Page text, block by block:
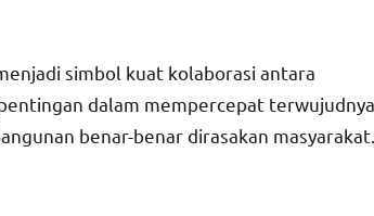
simbol kuat kolaborasi antara
dalam mempercepat terwujudnya
benar-benar dirasakan masyarakat.